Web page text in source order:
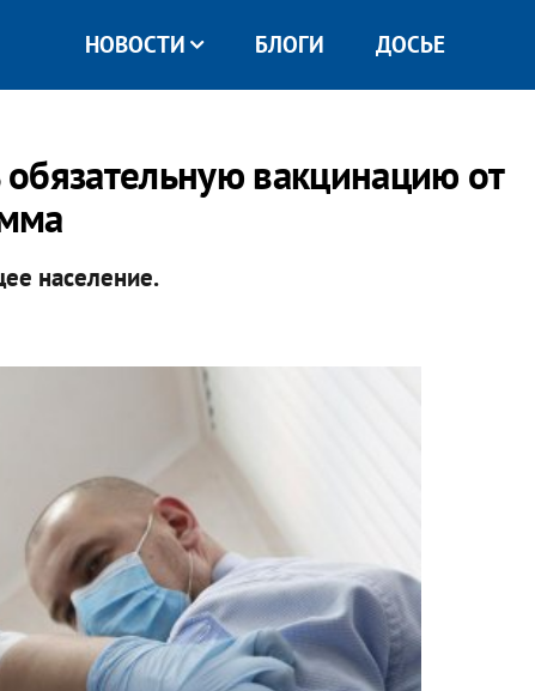
НОВОСТИ БЛОГИ ДОСЬЕ
вакцинацию от
население.